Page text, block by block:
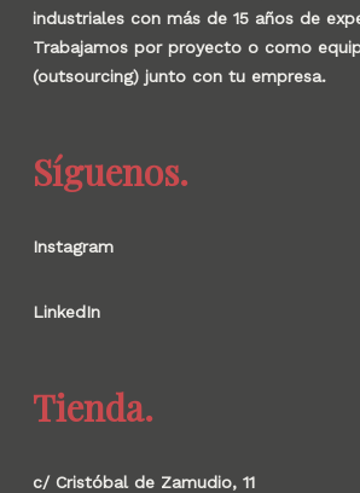
industriales con más de 15 años de
Trabajamos por proyecto o como
(outsourcing) junto con tu empresa.
Síguenos.
Instagram
LinkedIn
Tienda.
c/ Cristóbal de Zamudio, 11